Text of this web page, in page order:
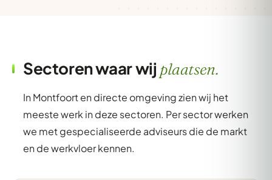
Sectoren waar wij plaatsen.
In Montfoort en directe omgeving zien wij het
meeste werk in deze sectoren. Per sector werken
we met gespecialiseerde adviseurs die de markt
en de werkvloer kennen.